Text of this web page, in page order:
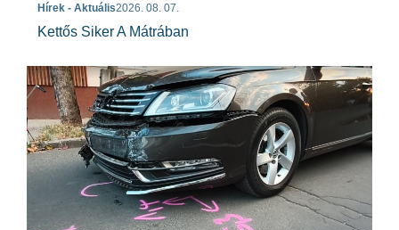
Hírek - Aktuális2026. 08. 07.
Kettős Siker A Mátrában